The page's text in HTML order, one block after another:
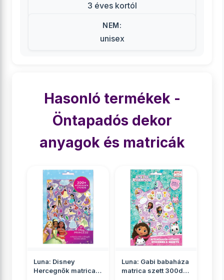
3 éves kortól
NEM:
unisex
Hasonló termékek -
Öntapadós dekor
anyagok és matricák
Luna: Disney
Hercegnők matrica
Luna: Gabi babaháza
matrica szett 300db-